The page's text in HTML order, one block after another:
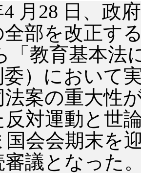
4 月28 日、政
部を改正す
「教育基本法
）において
法案の重大性
反対運動と世
会会期末を
審議となった